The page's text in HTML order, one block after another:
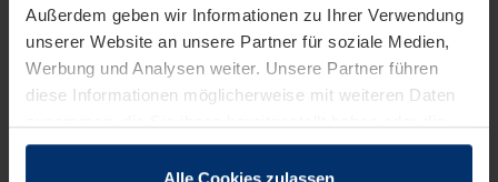
Außerdem geben wir Informationen zu Ihrer Verwendung
unserer Website an unsere Partner für soziale Medien,
Werbung und Analysen weiter. Unsere Partner führen
diese Informationen möglicherweise mit weiteren Daten
sie im Rahmen Ihrer Nutzung der Dienste gesammelt
Alle Cookies zulassen